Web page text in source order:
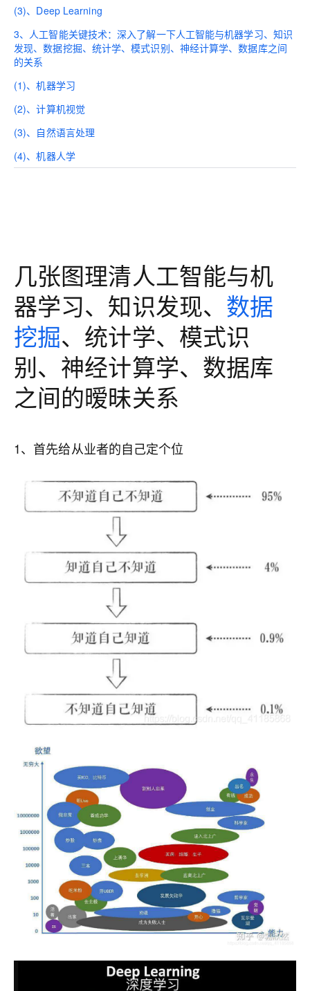
(3)、Deep Learning
3、人工智能关键技术：深入了解一下人工智能与机器学习、知识
发现、数据挖掘、统计学、模式识别、神经计算学、数据库之间
的关系
(1)、机器学习
(2)、计算机视觉
(3)、自然语言处理
(4)、机器人学
几张图理清人工智能与机
器学习、知识发现、 数据
挖掘、统计学、模式识
别、神经计算学、数据库
之间的暧昧关系
1、首先给从业者的自己定个位